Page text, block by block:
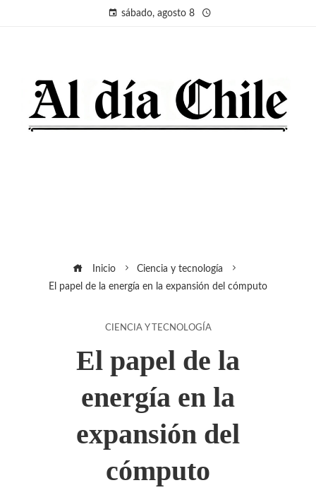
sábado, agosto 8
Inicio
Ciencia y tecnología
El papel de la energía en la expansión del cómputo
CIENCIA Y TECNOLOGÍA
El papel de la
energía en la
expansión del
cómputo